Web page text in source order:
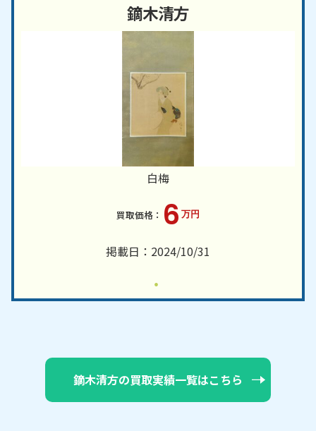
鏑木清方
白梅
6 万円
掲載日：2024/10/31
鏑木清方の買取実績一覧はこちら